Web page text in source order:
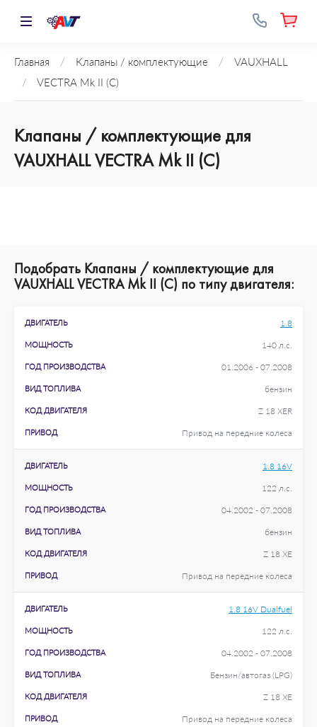
Главная / Клапаны / комплектующие /
VAUXHALL
/
VECTRA Mk II (C)
Клапаны / комплектующие для
VAUXHALL VECTRA Mk II (C)
Подобрать Клапаны / комплектующие для
VAUXHALL VECTRA Mk II (C) по типу двигателя:
ДВИГАТЕЛЬ 1.8
МОЩНОСТЬ 140 л.с.
ГОД ПРОИЗВОДСТВА 01.2006 - 07.2008
ВИД ТОПЛИВА бензин
КОД ДВИГАТЕЛЯ Z 18 XER
ПРИВОД Привод на передние колеса
ДВИГАТЕЛЬ 1.8 16V
МОЩНОСТЬ 122 л.с.
ГОД ПРОИЗВОДСТВА 04.2002 - 07.2008
ВИД ТОПЛИВА бензин
КОД ДВИГАТЕЛЯ Z 18 XE
ПРИВОД Привод на передние колеса
ДВИГАТЕЛЬ 1.8 16V Dualfuel
МОЩНОСТЬ 122 л.с.
ГОД ПРОИЗВОДСТВА 04.2002 - 07.2008
ВИД ТОПЛИВА Бензин/автогаз (LPG)
КОД ДВИГАТЕЛЯ Z 18 XE
ПРИВОД Привод на передние колеса